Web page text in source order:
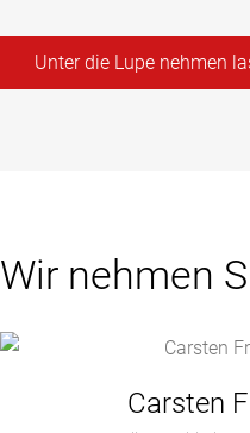
Unter die Lupe nehmen
Wir nehmen
Carsten